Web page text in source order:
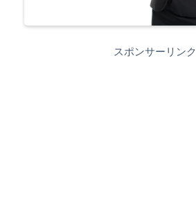
スポンサーリンク